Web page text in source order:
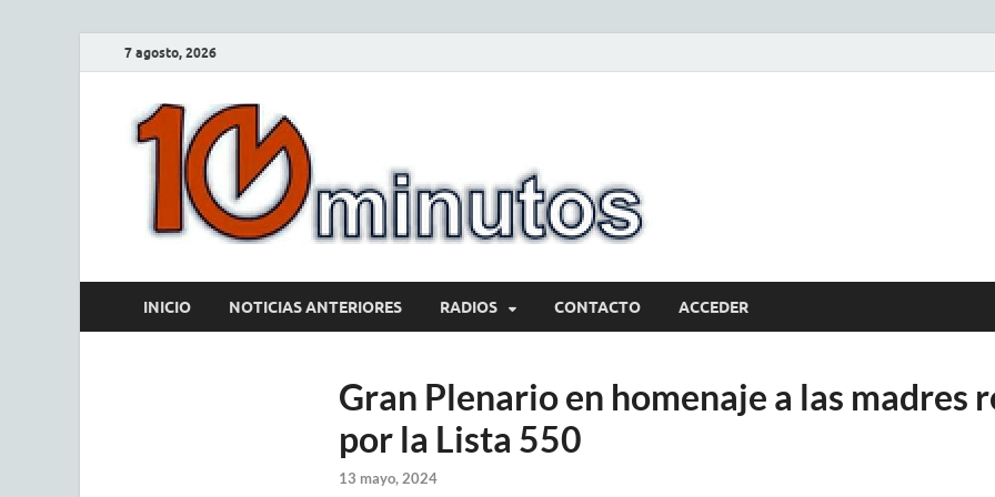
7 agosto, 2026
INICIO NOTICIAS ANTERIORES RADIOS CONTACTO ACCEDER
Gran Plenario en homenaje a las madres
por la Lista 550
13 mayo, 2024